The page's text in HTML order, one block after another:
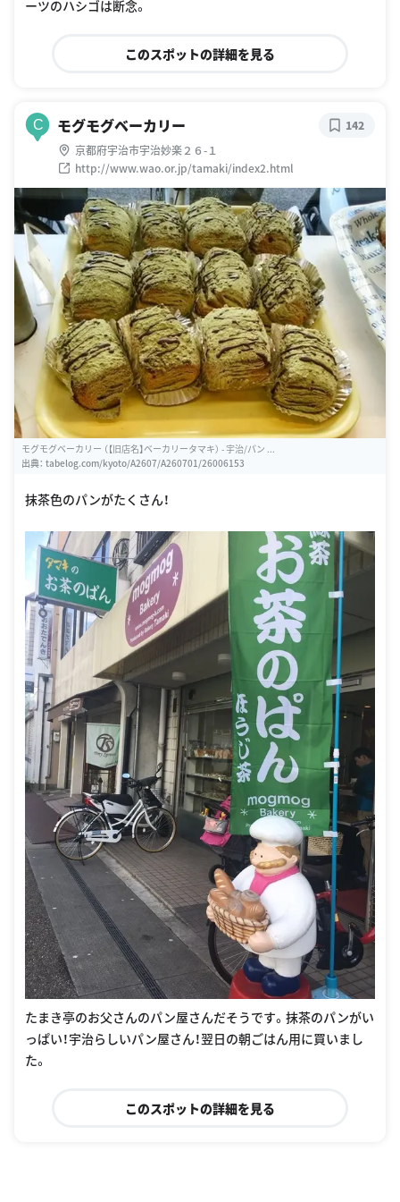
ーツのハシゴは断念。
このスポットの詳細を見る
C モグモグベーカリー
京都府宇治市宇治妙楽２６-１
http://www.wao.or.jp/tamaki/index2.html
142
モグモグベーカリー （【旧店名】ベーカリータマキ） - 宇治/パン ...
出典： tabelog.com/kyoto/A2607/A260701/26006153
抹茶色のパンがたくさん！
たまき亭のお父さんのパン屋さんだそうです。抹茶のパンがい
っぱい！宇治らしいパン屋さん！翌日の朝ごはん用に買いまし
た。
このスポットの詳細を見る